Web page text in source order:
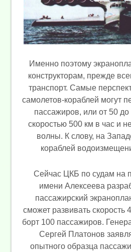
Именно поэтому
конструкторам, прежде
транспорт. Самые
самолетов-кораблей могут
пассажиров, или от 50 до
скоростью 500 км в час и
волны. К слову, на
кораблей
Сейчас ЦКБ по судам на
имени Алексеева
пассажирский
сможет развивать скорость
борт 100 пассажиров.
Сергей Платонов
опытного образца